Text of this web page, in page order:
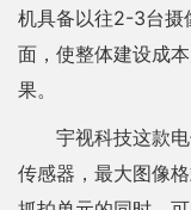
机具备以往2-3台摄
面，使整体建设成
果。
宇视科技这款
传感器，最大图像